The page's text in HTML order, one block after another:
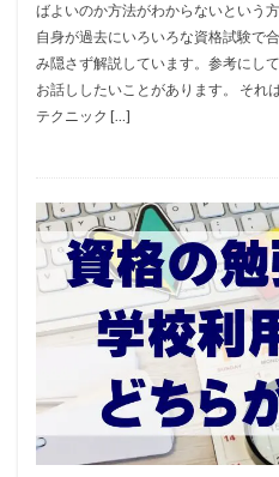
ばよいのか方法がわからないという
自身が過去にいろいろな資格試験で
み隠さず解説しています。参考にし
お話ししたいことがあります。 それ
テクニック […]